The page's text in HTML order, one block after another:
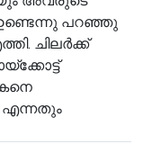
പറഞ്ഞു
ചിലർക്ക്
എന്നതും